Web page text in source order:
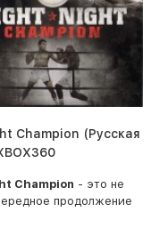
Champion (Русская
Champion - это не
продолжение
игровой процесс